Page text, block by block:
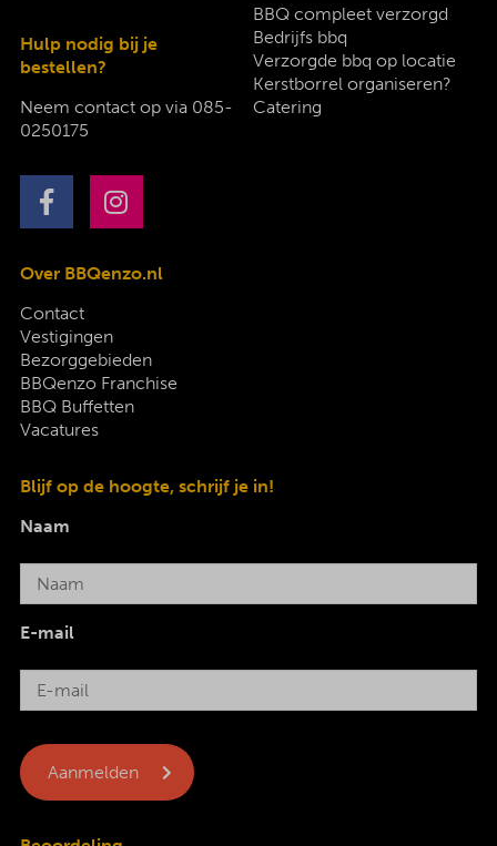
Hulp nodig bij je
bestellen?
Neem contact op via 085-
0250175
BBQ compleet verzorgd
Bedrijfs bbq
Verzorgde bbq op locatie
Kerstborrel organiseren?
Catering
Over BBQenzo.nl
Contact
Vestigingen
Bezorggebieden
BBQenzo Franchise
BBQ Buffetten
Vacatures
Blijf op de hoogte, schrijf je in!
Naam
E-mail